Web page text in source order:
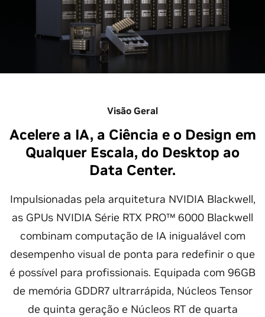
Visão Geral
Acelere a IA, a Ciência e o Design em
Qualquer Escala, do Desktop ao
Data Center.
Impulsionadas pela arquitetura NVIDIA Blackwell,
as GPUs NVIDIA Série RTX PRO™ 6000 Blackwell
combinam computação de IA inigualável com
desempenho visual de ponta para redefinir o que
é possível para profissionais. Equipada com 96GB
de memória GDDR7 ultrarrápida, Núcleos Tensor
de quinta geração e Núcleos RT de quarta